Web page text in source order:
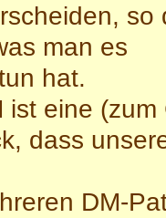
so
man es
hat.
ist eine
dass
DM-